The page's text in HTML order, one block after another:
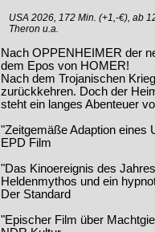
USA 2026, 172 Min. (+1,-€), ab
Theron u.a.
Nach OPPENHEIMER der
dem Epos von HOMER!
Nach dem Trojanischen
zurückkehren. Doch der
steht ein langes Abenteuer
"Zeitgemäße Adaption eines
EPD Film
"Das Kinoereignis des
Heldenmythos und ein
Der Standard
"Epischer Film über